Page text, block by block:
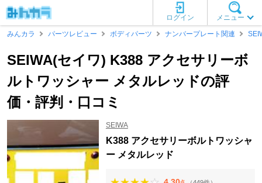
メニュー
ログイン
みんカラ
パーツレビュー ボディパーツ ナンバープレート関連
SEIWA(セイワ) K388 アクセサリーボ
ルトワッシャー メタルレッドの評
価・評判・口コミ
SEIWA
K388 アクセサリーボルトワッシャ
ー メタルレッド
点